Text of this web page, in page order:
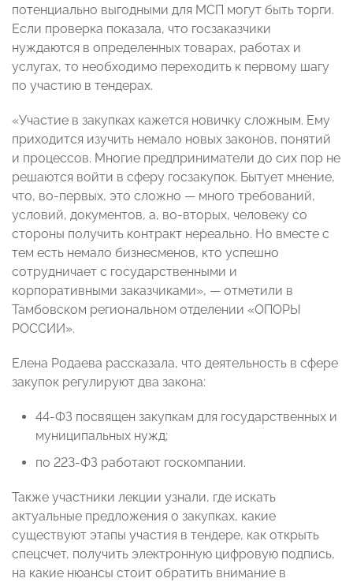
потенциально выгодными для МСП могут быть торги.
Если проверка показала, что госзаказчики
нуждаются в определенных товарах, работах и
услугах, то необходимо переходить к первому шагу
по участию в тендерах.
«Участие в закупках кажется новичку сложным. Ему
приходится изучить немало новых законов, понятий
и процессов. Многие предприниматели до сих пор не
решаются войти в сферу госзакупок. Бытует мнение,
что, во-первых, это сложно — много требований,
условий, документов, а, во-вторых, человеку со
стороны получить контракт нереально. Но вместе с
тем есть немало бизнесменов, кто успешно
сотрудничает с государственными и
корпоративными заказчиками», — отметили в
Тамбовском региональном отделении «ОПОРЫ
РОССИИ».
Елена Родаева рассказала, что деятельность в сфере
закупок регулируют два закона:
44-ФЗ посвящен закупкам для государственных и
муниципальных нужд;
по 223-ФЗ работают госкомпании.
Также участники лекции узнали, где искать
актуальные предложения о закупках, какие
существуют этапы участия в тендере, как открыть
спецсчет, получить электронную цифровую подпись,
на какие нюансы стоит обратить внимание в